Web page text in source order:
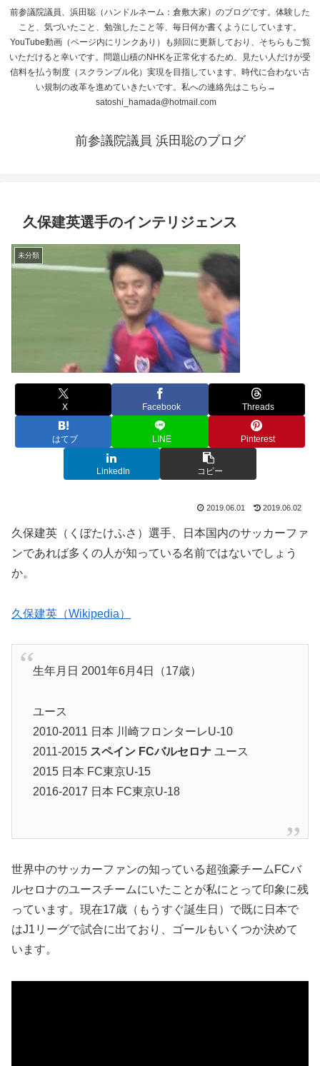
前参議院議員、浜田聡（ハンドルネーム：倉敷大家）のブログです。体験した
こと、気づいたこと、勉強したこと等、毎日何か書くようにしています。
YouTube動画（ページ内にリンクあり）も頻回に更新しており、そちらもご覧
いただけると幸いです。問題山積のNHKを正常化するため、見たい人だけが受
信料を払う制度（スクランブル化）実現を目指しています。時代に合わない古
い規制の改革を進めていきたいです。私への連絡先はこちら→
satoshi_hamada@hotmail.com
前参議院議員 浜田聡のブログ
久保建英選手のインテリジェンス
未分類
X Facebook Threads
はてブ LINE Pinterest
LinkedIn コピー
2019.06.01 2019.06.02
久保建英（くぼたけふさ）選手、日本国内のサッカーファ
ンであれば多くの人が知っている名前ではないでしょう
か。
久保建英（Wikipedia）
生年月日 2001年6月4日（17歳）
ユース
2010-2011 日本 川崎フロンターレU-10
2011-2015 スペイン FCバルセロナユース
2015 日本 FC東京U-15
2016-2017 日本 FC東京U-18
世界中のサッカーファンの知っている超強豪チームFCバ
ルセロナのユースチームにいたことが私にとって印象に残
っています。現在17歳（もうすぐ誕生日）で既に日本で
はJ1リーグで試合に出ており、ゴールもいくつか決めて
います。